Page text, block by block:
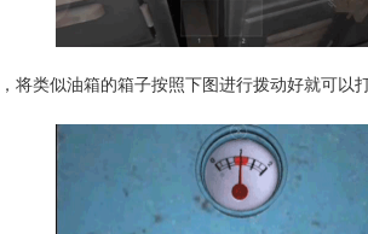
将类似油箱的箱子按照下图进行拨动好就可以